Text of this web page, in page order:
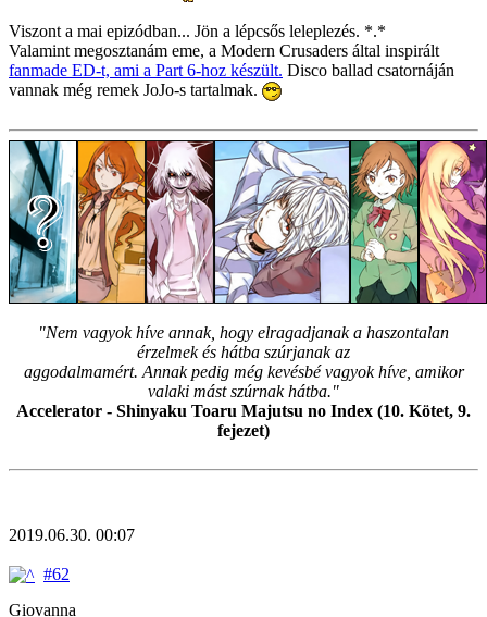
Viszont a mai epizódban... Jön a lépcsős leleplezés. *.*
Valamint megosztanám eme, a Modern Crusaders által inspirált
fanmade ED-t, ami a Part 6-hoz készült. Disco ballad csatornáján
vannak még remek JoJo-s tartalmak.
"Nem vagyok híve annak, hogy elragadjanak a haszontalan
érzelmek és hátba szúrjanak az
aggodalmamért. Annak pedig még kevésbé vagyok híve, amikor
valaki mást szúrnak hátba."
Accelerator - Shinyaku Toaru Majutsu no Index (10. Kötet, 9.
fejezet)
2019.06.30. 00:07
#62
Giovanna